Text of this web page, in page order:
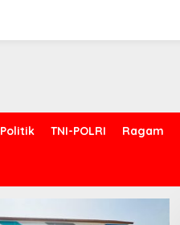
Politik TNI-POLRI Ragam